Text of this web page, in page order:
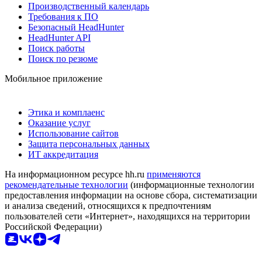
Производственный календарь
Требования к ПО
Безопасный HeadHunter
HeadHunter API
Поиск работы
Поиск по резюме
Мобильное приложение
Этика и комплаенс
Оказание услуг
Использование сайтов
Защита персональных данных
ИТ аккредитация
На информационном ресурсе hh.ru применяются
рекомендательные технологии (информационные технологии
предоставления информации на основе сбора, систематизации
и анализа сведений, относящихся к предпочтениям
пользователей сети «Интернет», находящихся на территории
Российской Федерации)